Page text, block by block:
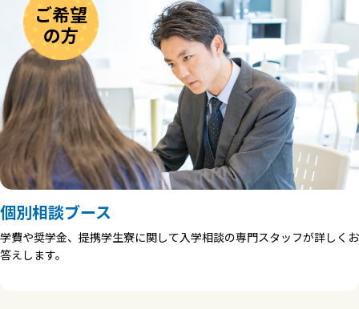
ご希望
の方
個別相談ブース
学費や奨学金、提携学生寮に関して入学相談の専門スタッフが詳しくお
答えします。